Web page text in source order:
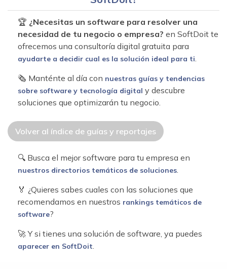
🏆 ¿Necesitas un software para resolver una
necesidad de tu negocio o empresa? en SoftDoit te
ofrecemos una consultoría digital gratuita para
ayudarte a decidir cual es la solución ideal para ti.
🗞 Manténte al día con nuestras guías y tendencias
sobre software y tecnología digital y descubre
soluciones que optimizarán tu negocio.
Volver al índice de guías y reportajes
🔍 Busca el mejor software para tu empresa en
nuestros directorios temáticos de soluciones.
🏅 ¿Quieres sabes cuales con las soluciones que
recomendamos en nuestros rankings temáticos de
software?
🚀 Y si tienes una solución de software, ya puedes
aparecer en SoftDoit.